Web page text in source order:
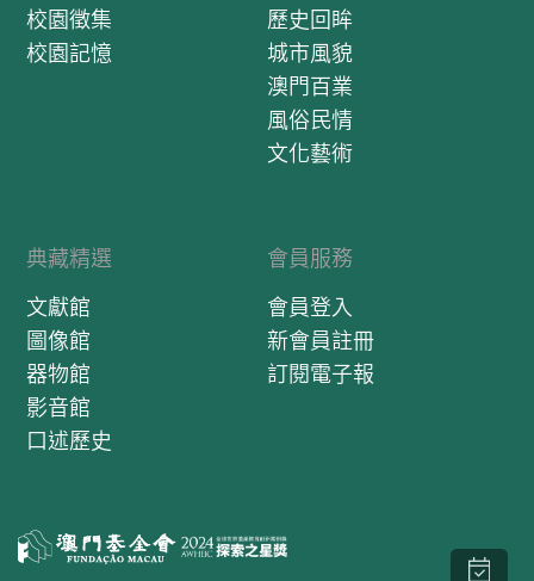
校園徵集
校園記憶
歷史回眸
城市風貌
澳門百業
風俗民情
文化藝術
典藏精選
文獻館
圖像館
器物館
影音館
口述歷史
會員服務
會員登入
新會員註冊
訂閱電子報